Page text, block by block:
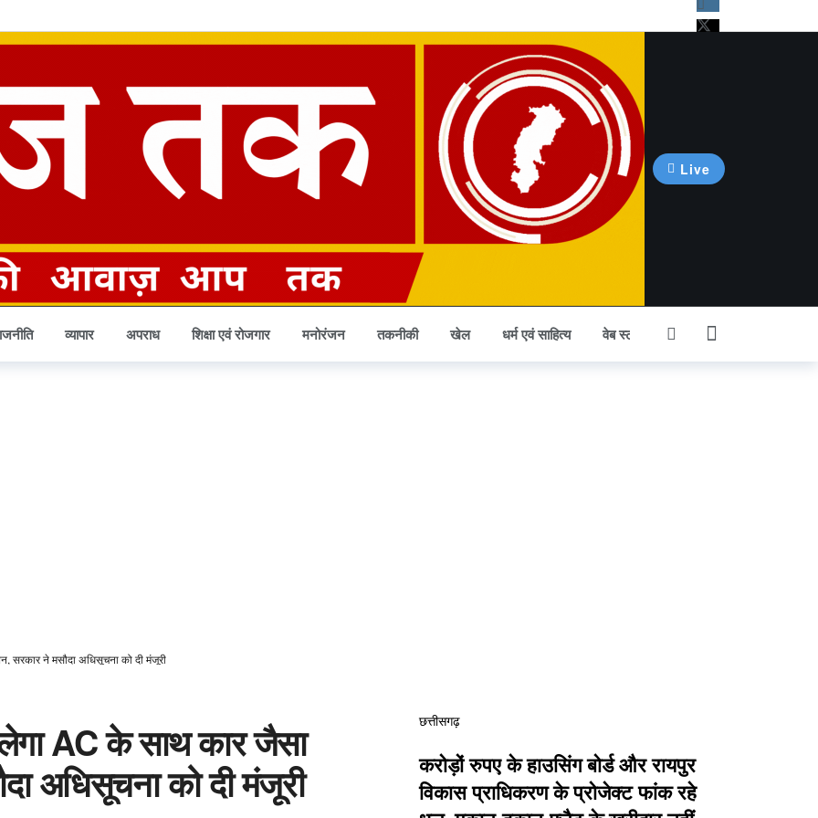
पर रहेगी साढ़ेसाती1 day ago
से बढ़कर 58%1 day ago
day ago
day ago
day ago
2 days ago
2 days ago
Live
व्यापार अपराध शिक्षा एवं रोजगार मनोरंजन तकनीकी खेल धर्म एवं साहित्य वेब स्टोरी अन्य खबर
सरकार ने मसौदा अधिसूचना को दी मंजूरी
AC के साथ कार जैसा
अधिसूचना को दी मंजूरी
छत्तीसगढ़
करोड़ों रुपए के हाउसिंग बोर्ड और रायपुर
विकास प्राधिकरण के प्रोजेक्ट फांक रहे